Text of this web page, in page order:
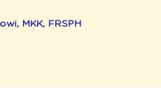
MKK, FRSPH